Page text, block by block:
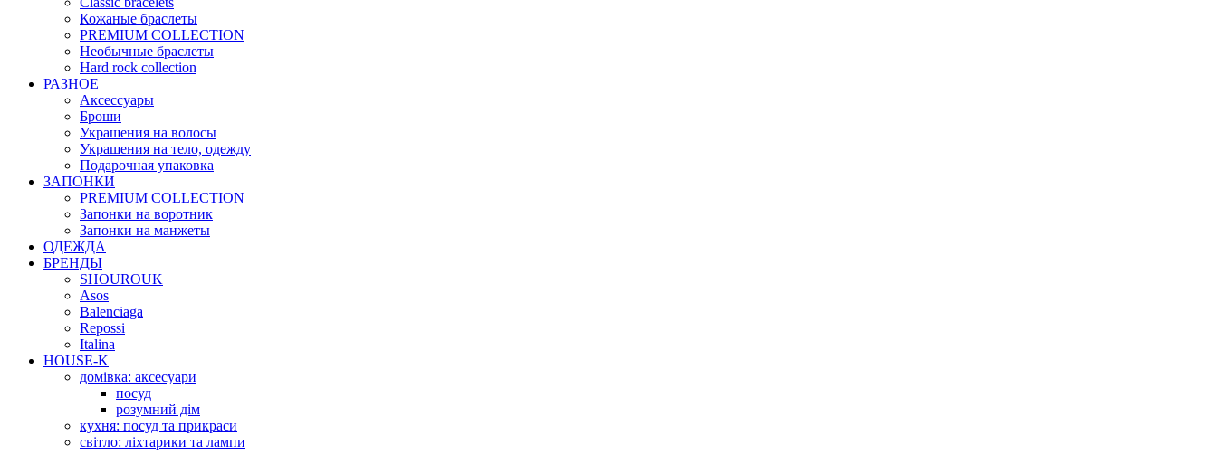
Кожаные браслеты
PREMIUM COLLECTION
Необычные браслеты
Hard rock collection
РАЗНОЕ
Аксессуары
Броши
Украшения на волосы
Украшения на тело, одежду
Подарочная упаковка
ЗАПОНКИ
PREMIUM COLLECTION
Запонки на воротник
Запонки на манжеты
ОДЕЖДА
БРЕНДЫ
SHOUROUK
Asos
Balenciaga
Repossi
Italina
HOUSE-K
домівка: аксесуари
посуд
розумний дім
кухня: посуд та прикраси
світло: ліхтарики та лампи